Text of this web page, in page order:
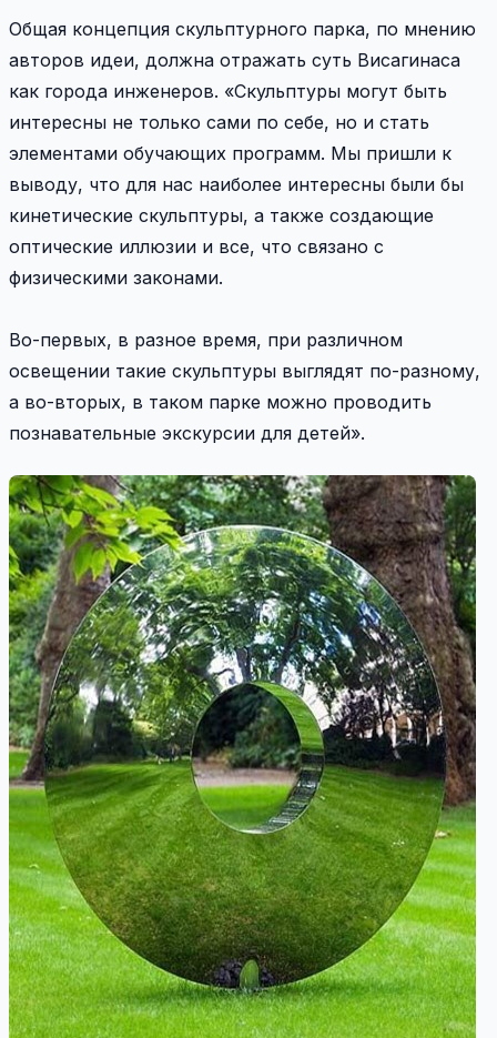
Общая концепция скульптурного парка, по мнению
авторов идеи, должна отражать суть Висагинаса
как города инженеров. «Скульптуры могут быть
интересны не только сами по себе, но и стать
элементами обучающих программ. Мы пришли к
выводу, что для нас наиболее интересны были бы
кинетические скульптуры, а также создающие
оптические иллюзии и все, что связано с
физическими законами.
Во-первых, в разное время, при различном
освещении такие скульптуры выглядят по-разному,
а во-вторых, в таком парке можно проводить
познавательные экскурсии для детей».